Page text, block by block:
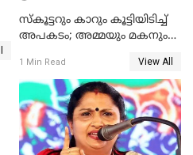
സ്കൂട്ടറും കാറും കൂട്ടിയിടിച്ച്
അപകടം; അമ്മയും മകനും
ഗുരുതരാവസ്ഥയിൽ
1 Min Read View All